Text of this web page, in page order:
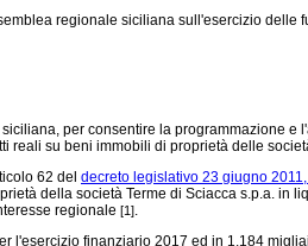
regionale siciliana sull'esercizio
per consentire la programmazione
su beni immobili di proprietà delle
62 del decreto legislativo 23 giugno
della società Terme di Sciacca s.p.a.
regionale [1].
finanziario 2017 ed in 1.184